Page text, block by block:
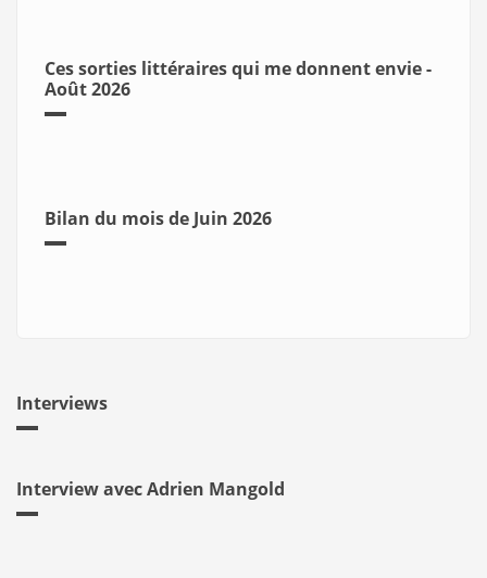
Ces sorties littéraires qui me donnent envie -
Août 2026
Bilan du mois de Juin 2026
Interviews
Interview avec Adrien Mangold